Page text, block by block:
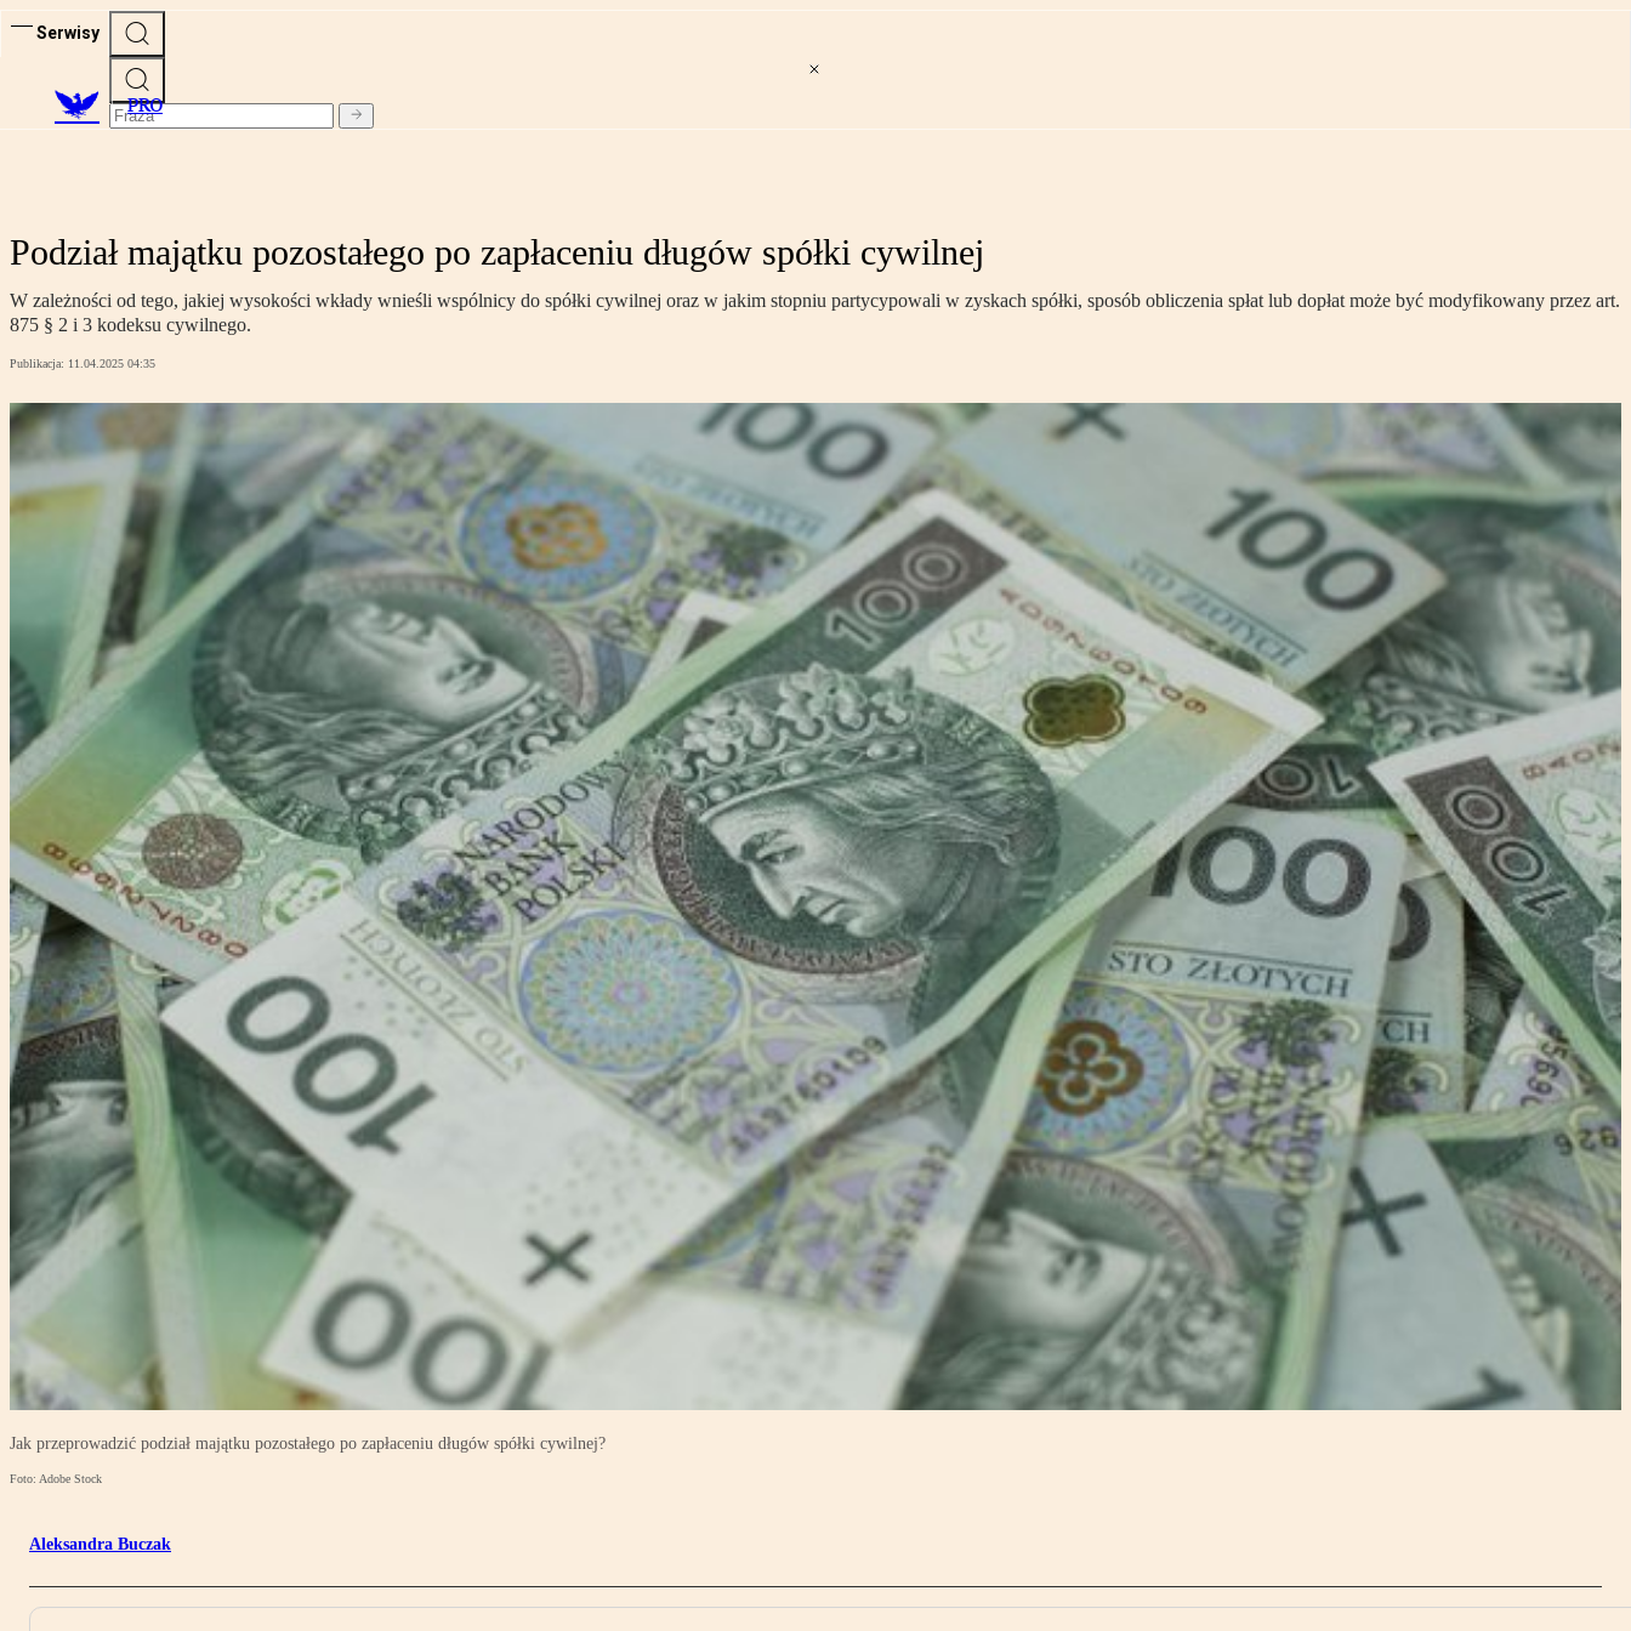
Serwisy
PRO
Podział majątku pozostałego po zapłaceniu długów spółki cywilnej
W zależności od tego, jakiej wysokości wkłady wnieśli wspólnicy do spółki cywilnej oraz w jakim stopniu partycypowali w zyskach spółki, sposób obliczenia spłat lub dopłat może być modyfikowany przez art.
875 § 2 i 3 kodeksu cywilnego.
Publikacja: 11.04.2025 04:35
Jak przeprowadzić podział majątku pozostałego po zapłaceniu długów spółki cywilnej?
Foto: Adobe Stock
Aleksandra Buczak